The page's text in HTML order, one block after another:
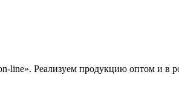
line». Реализуем продукцию оптом и в